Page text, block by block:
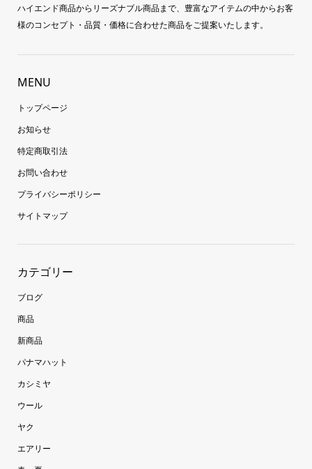
ハイエンド商品からリーズナブル商品まで、豊富なアイテムの中からお客
様のコンセプト・品質・価格に合わせた商品をご提案いたします。
MENU
トップページ
お知らせ
特定商取引法
お問い合わせ
プライバシーポリシー
サイトマップ
カテゴリー
ブログ
商品
新商品
パナマハット
カシミヤ
ウール
ヤク
エアリー